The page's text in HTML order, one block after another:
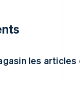
les articles